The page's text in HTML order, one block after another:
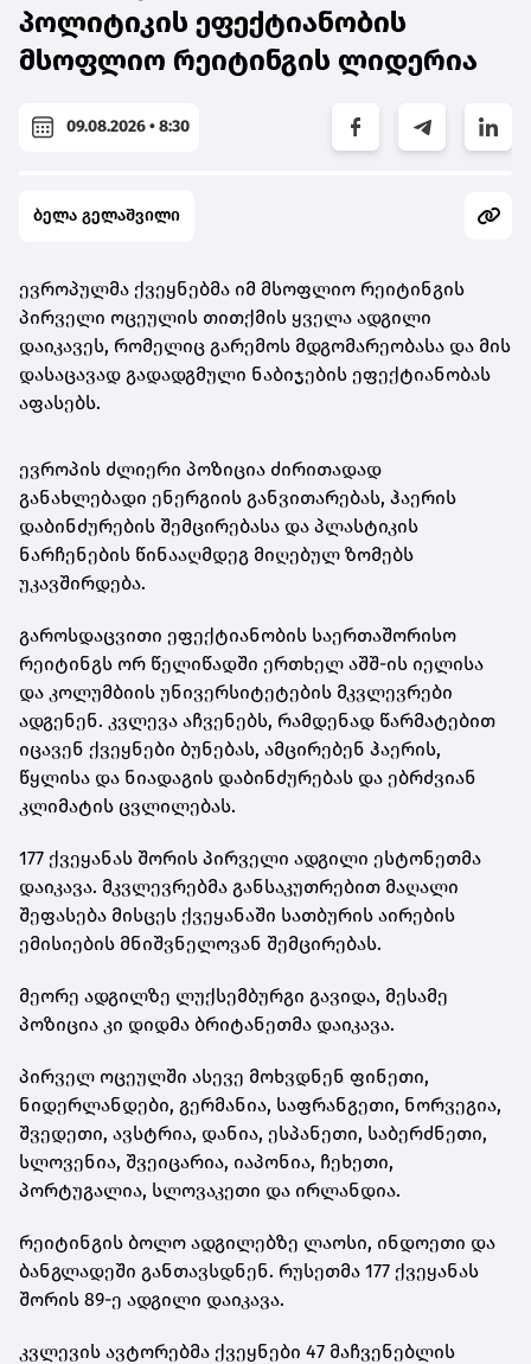
პოლიტიკის ეფექტიანობის
მსოფლიო რეიტინგის ლიდერია
09.08.2026 • 8:30
ბელა გელაშვილი
ევროპულმა ქვეყნებმა იმ მსოფლიო რეიტინგის
პირველი ოცეულის თითქმის ყველა ადგილი
დაიკავეს, რომელიც გარემოს მდგომარეობასა და მის
დასაცავად გადადგმული ნაბიჯების ეფექტიანობას
აფასებს.
ევროპის ძლიერი პოზიცია ძირითადად
განახლებადი ენერგიის განვითარებას, ჰაერის
დაბინძურების შემცირებასა და პლასტიკის
ნარჩენების წინააღმდეგ მიღებულ ზომებს
უკავშირდება.
გაროსდაცვითი ეფექტიანობის საერთაშორისო
რეიტინგს ორ წელიწადში ერთხელ აშშ-ის იელისა
და კოლუმბიის უნივერსიტეტების მკვლევრები
ადგენენ. კვლევა აჩვენებს, რამდენად წარმატებით
იცავენ ქვეყნები ბუნებას, ამცირებენ ჰაერის,
წყლისა და ნიადაგის დაბინძურებას და ებრძვიან
კლიმატის ცვლილებას.
177 ქვეყანას შორის პირველი ადგილი ესტონეთმა
დაიკავა. მკვლევრებმა განსაკუთრებით მაღალი
შეფასება მისცეს ქვეყანაში სათბურის აირების
ემისიების მნიშვნელოვან შემცირებას.
მეორე ადგილზე ლუქსემბურგი გავიდა, მესამე
პოზიცია კი დიდმა ბრიტანეთმა დაიკავა.
პირველ ოცეულში ასევე მოხვდნენ ფინეთი,
ნიდერლანდები, გერმანია, საფრანგეთი, ნორვეგია,
შვედეთი, ავსტრია, დანია, ესპანეთი, საბერძნეთი,
სლოვენია, შვეიცარია, იაპონია, ჩეხეთი,
პორტუგალია, სლოვაკეთი და ირლანდია.
რეიტინგის ბოლო ადგილებზე ლაოსი, ინდოეთი და
ბანგლადეში განთავსდნენ. რუსეთმა 177 ქვეყანას
შორის 89-ე ადგილი დაიკავა.
კვლევის ავტორებმა ქვეყნები 47 მაჩვენებლის